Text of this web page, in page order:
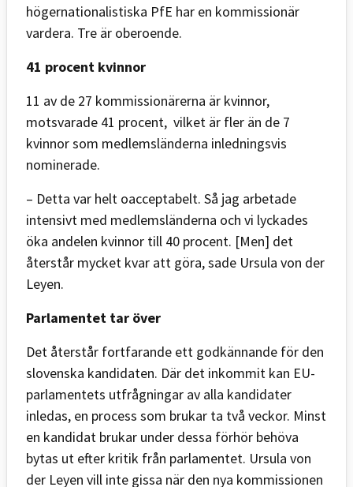
högernationalistiska PfE har en kommissionär
vardera. Tre är oberoende.
41 procent kvinnor
11 av de 27 kommissionärerna är kvinnor,
motsvarade 41 procent, vilket är fler än de 7
kvinnor som medlemsländerna inledningsvis
nominerade.
– Detta var helt oacceptabelt. Så jag arbetade
intensivt med medlemsländerna och vi lyckades
öka andelen kvinnor till 40 procent. [Men] det
återstår mycket kvar att göra, sade Ursula von der
Leyen.
Parlamentet tar över
Det återstår fortfarande ett godkännande för den
slovenska kandidaten. Där det inkommit kan EU-
parlamentets utfrågningar av alla kandidater
inledas, en process som brukar ta två veckor. Minst
en kandidat brukar under dessa förhör behöva
bytas ut efter kritik från parlamentet. Ursula von
der Leyen vill inte gissa när den nya kommissionen